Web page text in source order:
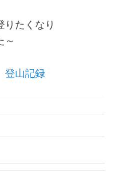
たくなり
～
山記録